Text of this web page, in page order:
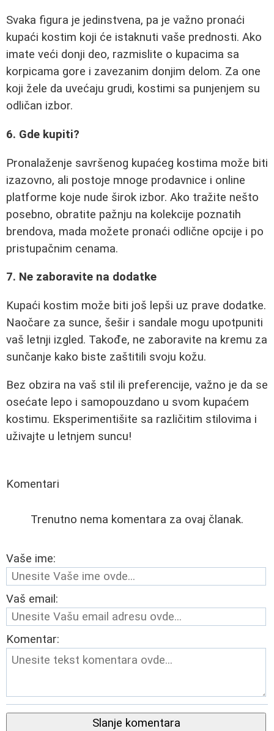
Svaka figura je jedinstvena, pa je važno pronaći
kupaći kostim koji će istaknuti vaše prednosti. Ako
imate veći donji deo, razmislite o kupacima sa
korpicama gore i zavezanim donjim delom. Za one
koji žele da uvećaju grudi, kostimi sa punjenjem su
odličan izbor.
6. Gde kupiti?
Pronalaženje savršenog kupaćeg kostima može biti
izazovno, ali postoje mnoge prodavnice i online
platforme koje nude širok izbor. Ako tražite nešto
posebno, obratite pažnju na kolekcije poznatih
brendova, mada možete pronaći odlične opcije i po
pristupačnim cenama.
7. Ne zaboravite na dodatke
Kupaći kostim može biti još lepši uz prave dodatke.
Naočare za sunce, šešir i sandale mogu upotpuniti
vaš letnji izgled. Takođe, ne zaboravite na kremu za
sunčanje kako biste zaštitili svoju kožu.
Bez obzira na vaš stil ili preferencije, važno je da se
osećate lepo i samopouzdano u svom kupaćem
kostimu. Eksperimentišite sa različitim stilovima i
uživajte u letnjem suncu!
Komentari
Trenutno nema komentara za ovaj članak.
Vaše ime:
Vaš email:
Komentar:
Slanje komentara